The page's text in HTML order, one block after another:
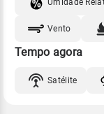
Umidade
Vento
Tempo agora
Satélite